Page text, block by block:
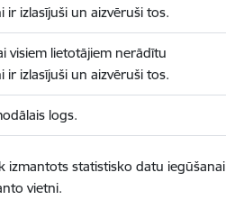
izlasījuši un aizvēruši tos.
visiem lietotājiem nerādītu
izlasījuši un aizvēruši tos.
logs.
izmantots statistisko datu iegūšanai
vietni.